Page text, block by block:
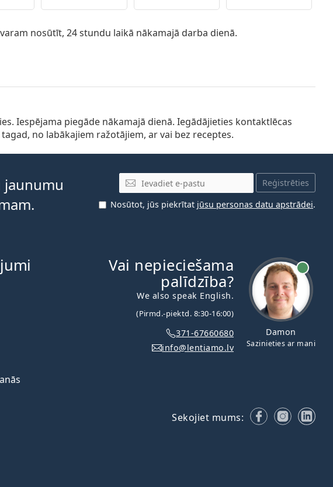
nosūtīt, 24 stundu laikā nākamajā darba dienā.
Iespējama piegāde nākamajā dienā. Iegādājieties kontaktlēcas
no labākajiem ražotājiem, ar vai bez receptes.
jaunumu
E-pasta adrese
Reģistrēties
Nosūtot, jūs piekrītat jūsu personas datu apstrādei.
Damon
Sazinieties ar mani
Vai nepieciešama
palīdzība?
We also speak English.
(Pirmd.-piektd. 8:30-16:00)
371-67660680
info@lentiamo.lv
Sekojiet mums: Facebook